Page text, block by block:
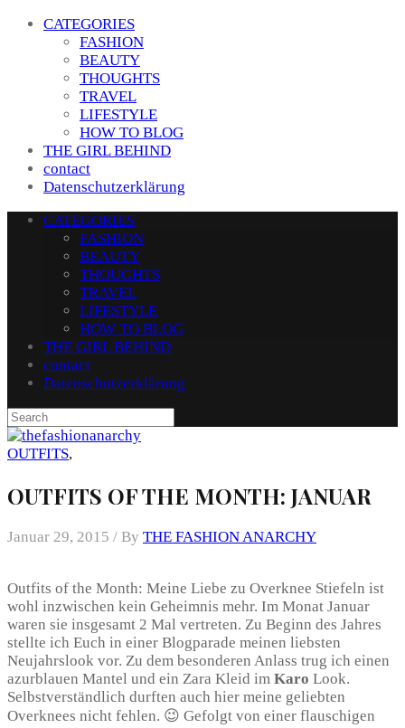
CATEGORIES
FASHION
BEAUTY
THOUGHTS
TRAVEL
LIFESTYLE
HOW TO BLOG
THE GIRL BEHIND
contact
Datenschutzerklärung
CATEGORIES
FASHION
BEAUTY
THOUGHTS
TRAVEL
LIFESTYLE
HOW TO BLOG
THE GIRL BEHIND
contact
Datenschutzerklärung
OUTFITS,
OUTFITS OF THE MONTH: JANUAR
Januar 29, 2015 / By THE FASHION ANARCHY
Outfits of the Month: Meine Liebe zu Overknee Stiefeln ist
wohl inzwischen kein Geheimnis mehr. Im Monat Januar
waren sie insgesamt 2 Mal vertreten. Zu Beginn des Jahres
stellte ich Euch in einer Blogparade meinen liebsten
Neujahrslook vor. Zu dem besonderen Anlass trug ich einen
azurblauen Mantel und ein Zara Kleid im Karo Look.
Selbstverständlich durften auch hier meine geliebten
Overknees nicht fehlen. 😉 Gefolgt von einer flauschigen